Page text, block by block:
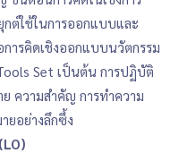
ต์ใช้ในการออกแบบและ
การคิดเชิงออกแบบนวัตกรรม
Set เป็นต้น การปฏิบัติ
ความสำคัญ การทำความ
ยอย่างลึกซึ้ง